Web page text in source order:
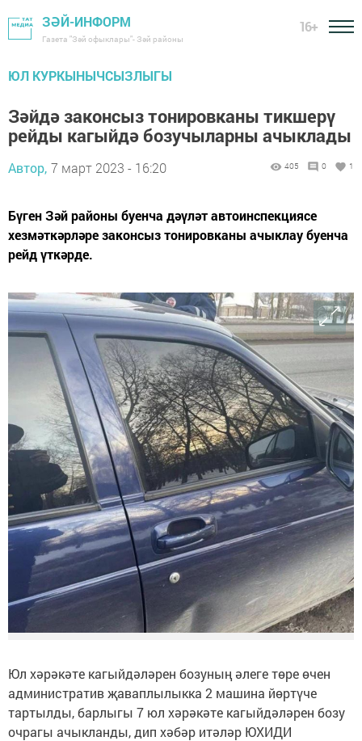
ЗӘЙ-ИНФОРМ
Газета "Зәй офыклары"- Зәй районы
16+
ЮЛ КУРКЫНЫЧСЫЗЛЫГЫ
Зәйдә законсыз тонировканы тикшерү
рейды кагыйдә бозучыларны ачыклады
Автор, 7 март 2023 - 16:20 405 0 1
Бүген Зәй районы буенча дәүләт автоинспекциясе
хезмәткәрләре законсыз тонировканы ачыклау буенча
рейд үткәрде.
Юл хәрәкәте кагыйдәләрен бозуның әлеге төре өчен
административ җаваплылыкка 2 машина йөртүче
тартылды, барлыгы 7 юл хәрәкәте кагыйдәләрен бозу
очрагы ачыкланды, дип хәбәр итәләр ЮХИДИ